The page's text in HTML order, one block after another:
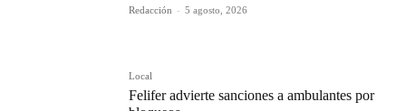
Redacción - 5 agosto, 2026
Local
Felifer advierte sanciones a ambulantes por